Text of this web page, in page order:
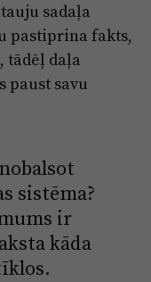
noteikumi
paziņojumi
sadaļa
pastiprina fakts,
tādēļ daļa
paust savu
sistēma?
ir
kāda